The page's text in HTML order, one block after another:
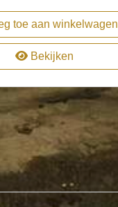
toe aan winkelwagen
Bekijken